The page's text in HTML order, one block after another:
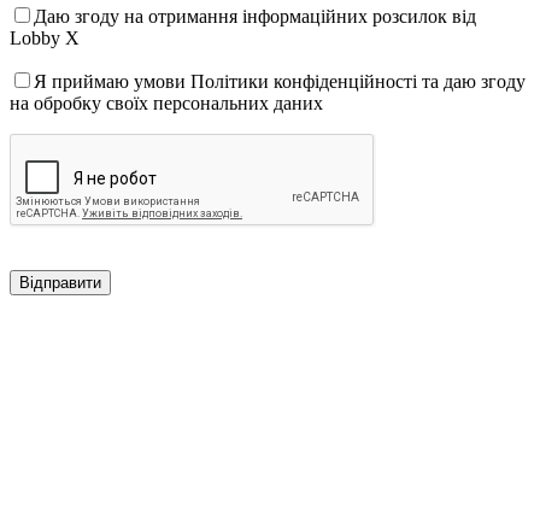
Даю згоду на отримання інформаційних розсилок від
Lobby X
Я приймаю умови Політики конфіденційності та даю згоду
на обробку своїх персональних даних